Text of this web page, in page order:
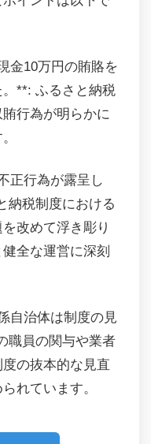
金10万円の賄賂を
**: ふるさと納税
行為が明らかに
正行為が露呈し
納税制度における
改めて浮き彫り
全な運営に深刻
自治体は制度の見
職員の関与や業者
の抜本的な見直
れています。